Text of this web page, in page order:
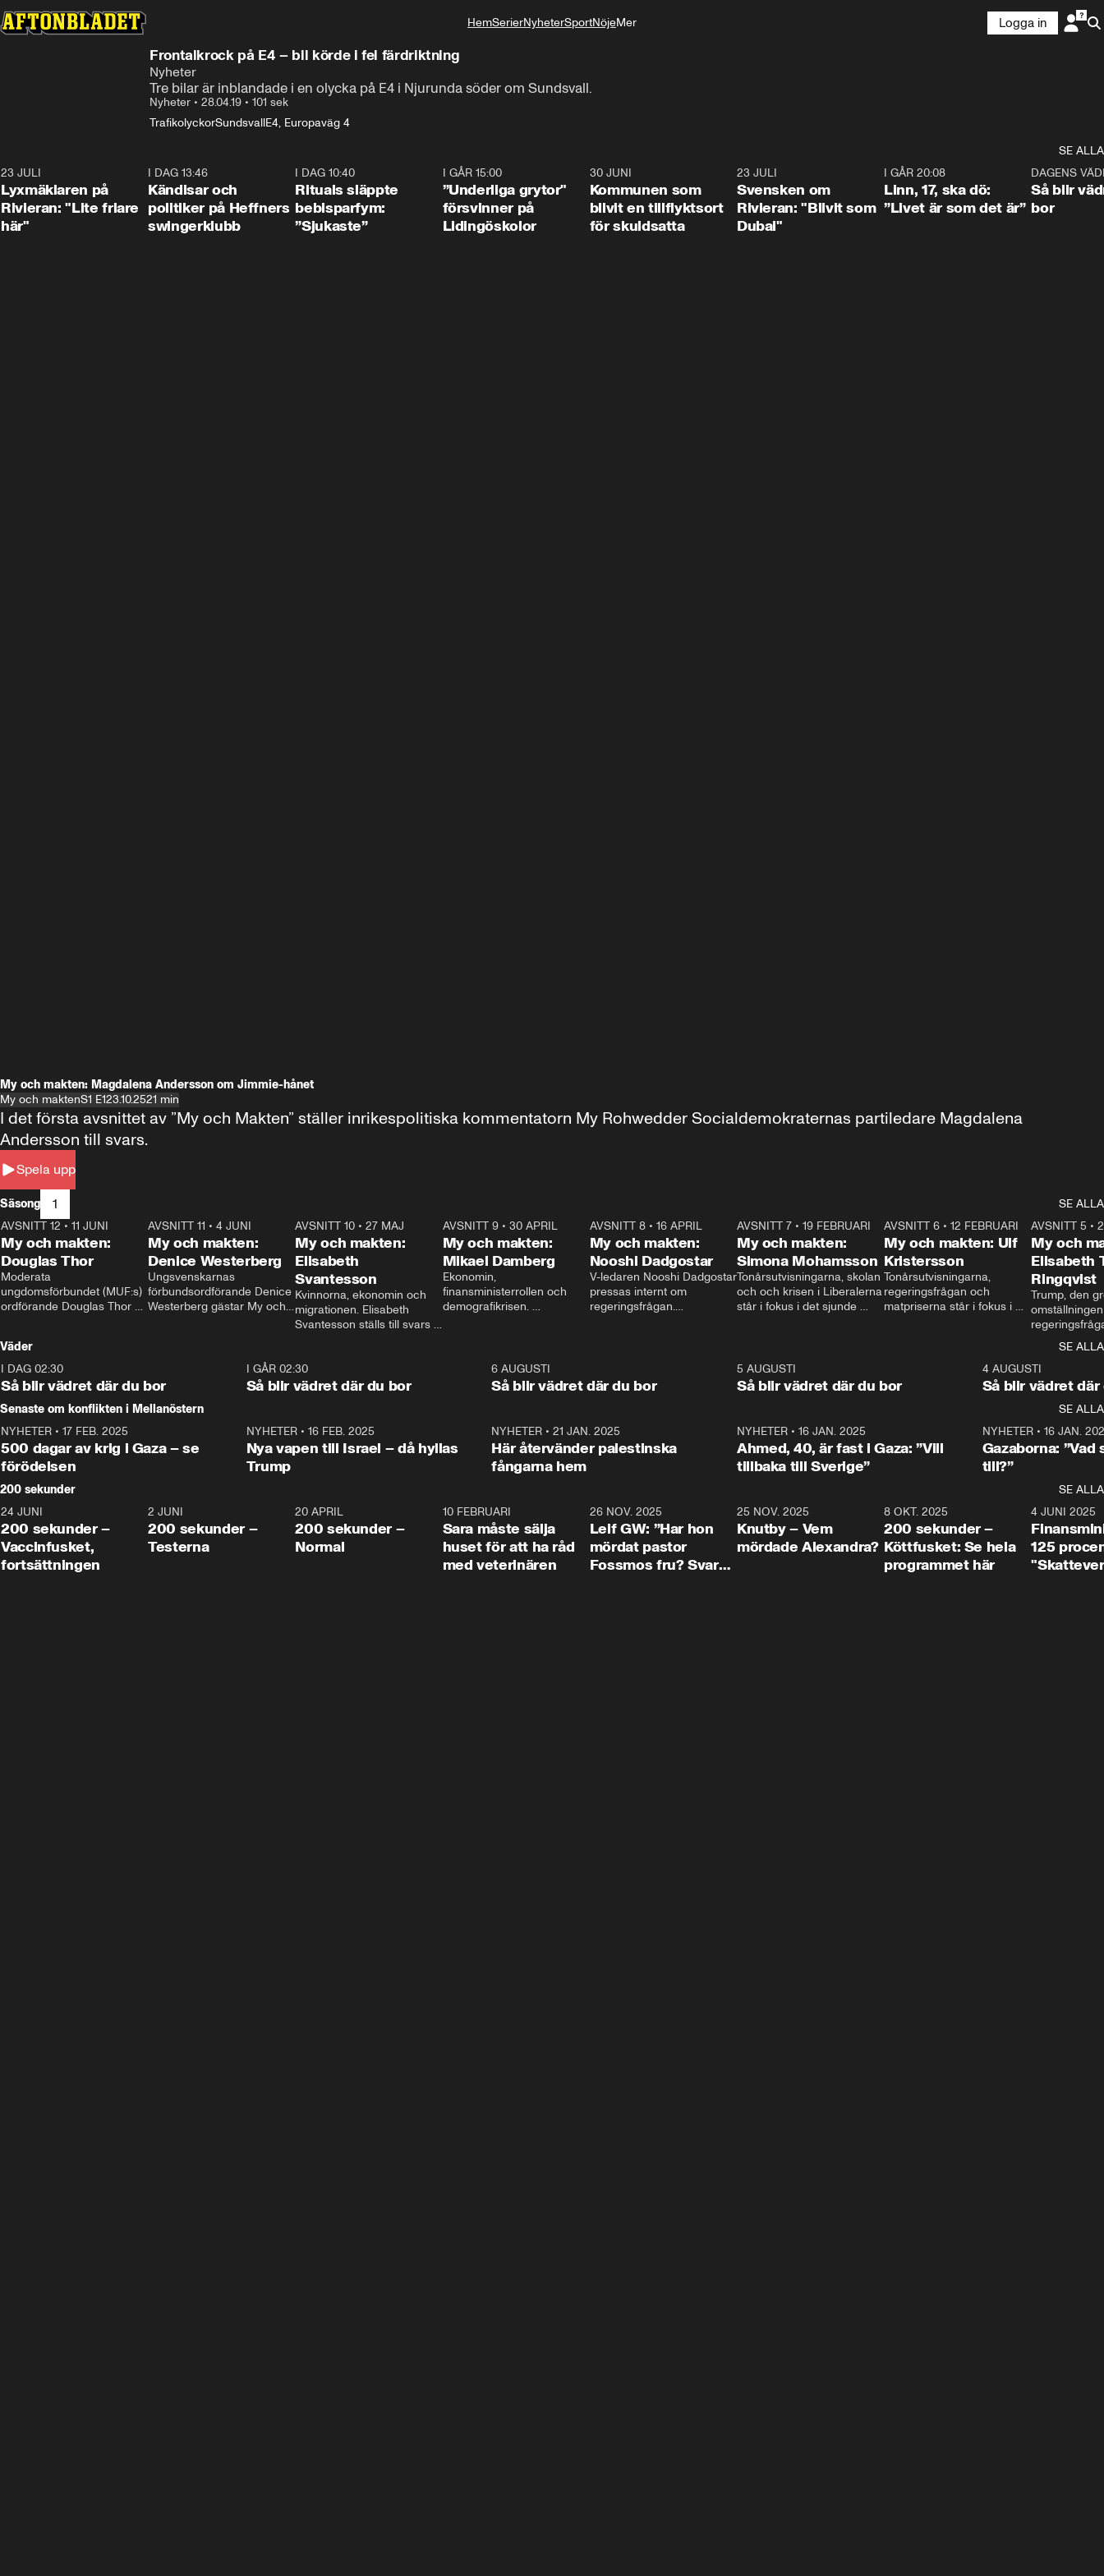
HemSerierNyheterSportNöjeMer
Logga in
Frontalkrock på E4 – bil körde i fel färdriktning
Nyheter
Tre bilar är inblandade i en olycka på E4 i Njurunda söder om Sundsvall.
Nyheter • 28.04.19 • 101 sek
TrafikolyckorSundsvallE4, Europaväg 4
SE ALLA
23 JULI
Lyxmäklaren på
Rivieran: "Lite friare
här"
I DAG 13:46
Kändisar och
politiker på Heffners
swingerklubb
I DAG 10:40
Rituals släppte
bebisparfym:
”Sjukaste”
I GÅR 15:00
”Underliga grytor"
försvinner på
Lidingöskolor
30 JUNI
Kommunen som
blivit en tillflyktsort
för skuldsatta
23 JULI
Svensken om
Rivieran: "Blivit som
Dubai"
I GÅR 20:08
Linn, 17, ska dö:
”Livet är som det är”
DAGENS
Så blir
bor
My och makten: Magdalena Andersson om Jimmie-hånet
My och maktenS1 E123.10.2521 min
Spela upp
I det första avsnittet av ”My och Makten” ställer inrikespolitiska kommentatorn My Rohwedder Socialdemokraternas partiledare Magdalena
Andersson till svars.
Säsong 1
SE ALLA
26:27
AVSNITT 12 • 11 JUNI
My och makten:
Douglas Thor
Moderata
ungdomsförbundet (MUF:s)
ordförande Douglas Thor
tonårsutvisningarna och hur
Moderaterna ska locka
väljare till valet i höst.
23:40
AVSNITT 11 •4 JUNI
My och makten:
Denice Westerberg
Ungsvenskarnas
förbundsordförande Denice
Westerberg gästar My och
AVSNITT 10 •27 MAJ
My och makten:
Elisabeth
Svantesson
Kvinnorna, ekonomin och
migrationen. Elisabeth
Svantesson ställs till svars
AVSNITT 9• 30 APRIL
My och makten:
Mikael Damberg
Ekonomin,
finansministerrollen och
demografikrisen.
och Makten.
AVSNITT 8• 16 APRIL
My och makten:
Nooshi Dadgostar
V-ledaren Nooshi Dadgostar
pressas internt om
regeringsfrågan.
– Vi ställer upp i val. Ska vi
vara med så sitter vi förstås
24:30
AVSNITT 7• 19 FEBRUARI
My och makten:
Simona Mohamsson
Tonårsutvisningarna, skolan
och och krisen i Liberalerna
står i fokus i det sjunde
kommentator My
Rohwedder ställer
utbildnings- och
Mohamsson till svars.
27:30
AVSNITT 6 •12 FEBRUARI
My och makten: Ulf
Kristersson
Tonårsutvisningarna,
regeringsfrågan och
matpriserna står i fokus i
Rohwedder ställer
statsminister Ulf Kristersson
AVSNITT 5 •
My och
Elisabeth
Ringqvist
Trump, den
centrum i
avsnittet av
Makten”. Se
Aftonbladets
Rohwedder
Thand Ring
Väder
SE ALLA
I DAG 02:30
Så blir vädret där du bor
1:06
I GÅR 02:30
Så blir vädret där du bor
6 AUGUSTI
Så blir vädret där du bor
5 AUGUSTI
Så blir vädret där du bor
4 AUGUSTI
Så blir vädret där
Senaste om konflikten i Mellanöstern
SE ALLA
NYHETER • 17 FEB. 2025
500 dagar av krig i Gaza – se
förödelsen
NYHETER• 16 FEB. 2025
Nya vapen till Israel – då hyllas
Trump
NYHETER •21 JAN. 2025
Här återvänder palestinska
fångarna hem
NYHETER• 16 JAN. 2025
Ahmed, 40, är fast i Gaza: ”Vill
tillbaka till Sverige”
NYHETER• 16 JAN.
Gazaborna:
till?”
200 sekunder
SE ALLA
5:00
24 JUNI
200 sekunder –
Vaccinfusket,
fortsättningen
4:23
2 JUNI
200 sekunder –
Testerna
20 APRIL
200 sekunder –
Normal
10 FEBRUARI
Sara måste sälja
huset för att ha råd
med veterinären
26 NOV. 2025
Leif GW: ”Har hon
mördat pastor
Fossmos fru? Svar
31:05
25 NOV. 2025
Knutby – Vem
mördade Alexandra?
4:29
8 OKT. 2025
200 sekunder –
Köttfusket: Se hela
programmet här
4 JUNI 2025
125